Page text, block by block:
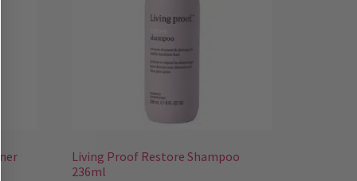
Living Proof Restore Shampoo
236ml